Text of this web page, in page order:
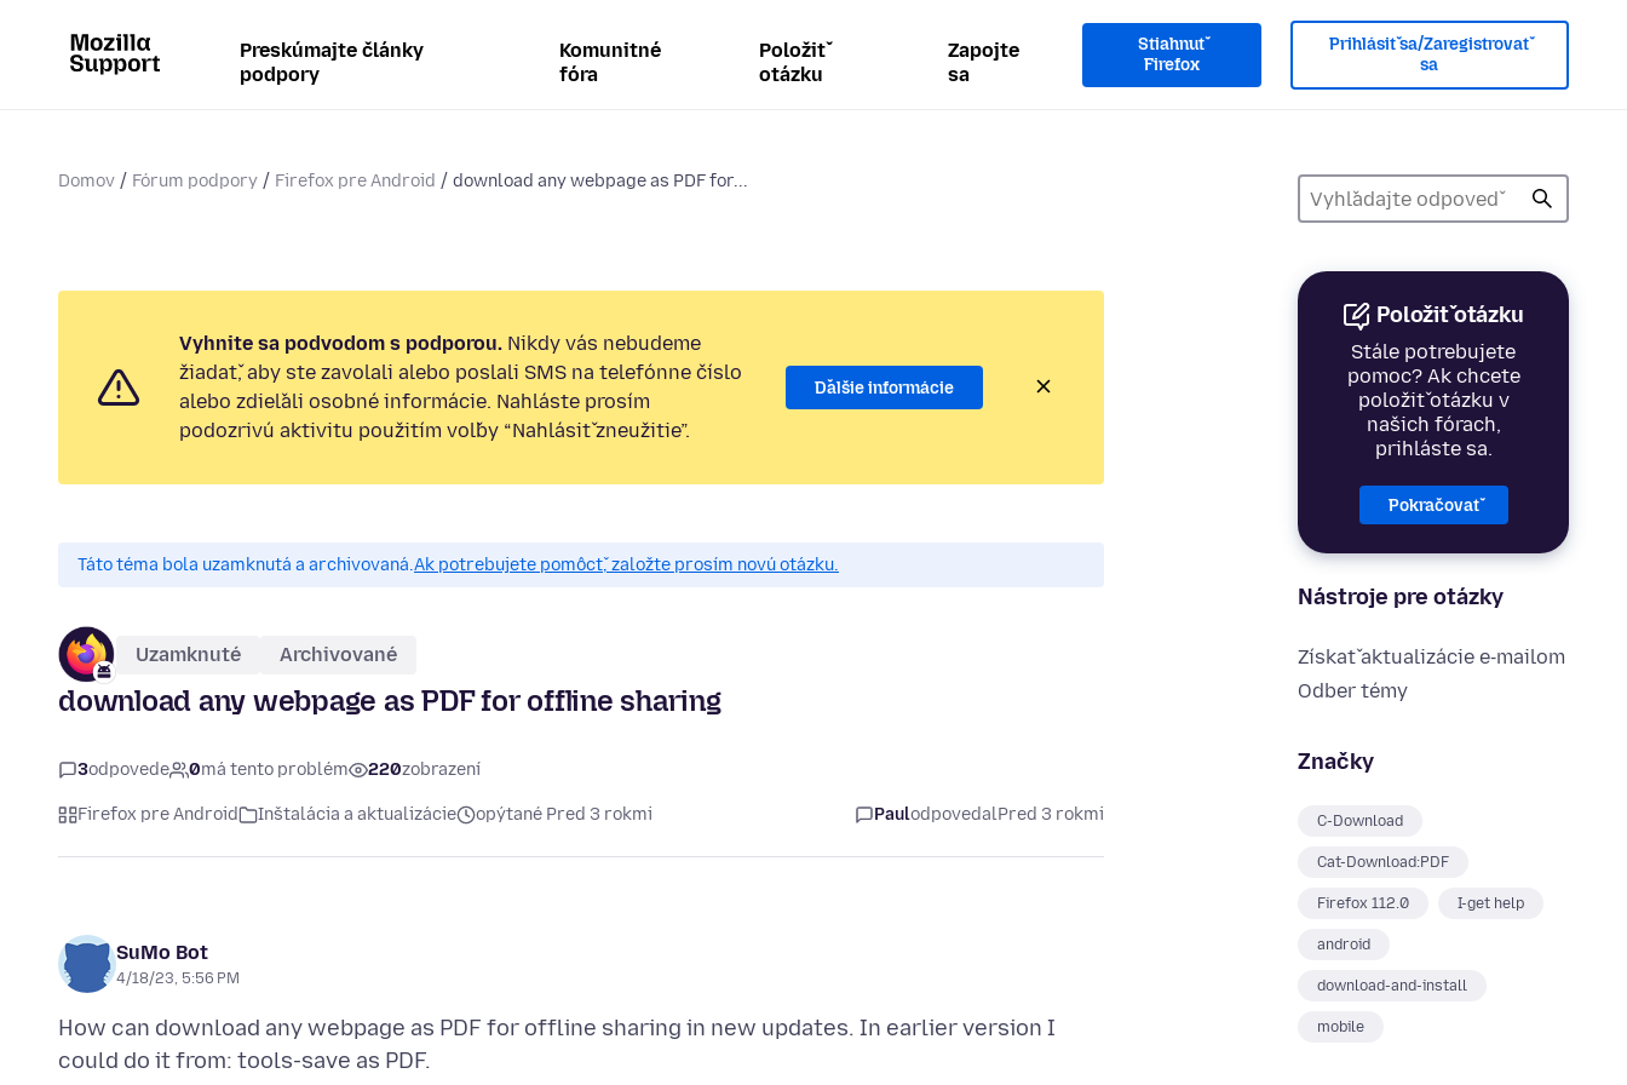
Preskúmajte články
podpory
Komunitné
fóra
Položiť
otázku
Zapojte
sa
Stiahnuť
Firefox
Prihlásiť sa/Zaregistrovať
sa
Domov Fórum podpory Firefox pre Android download any webpage as PDF for...
Položiť otázku
Stále potrebujete
pomoc? Ak chcete
položiť otázku v
našich fórach,
prihláste sa.
Pokračovať
Nástroje pre otázky
Získať aktualizácie e‑mailom
Odber témy
Značky
C-Download
Cat-Download:PDF
Firefox 112.0 I-get help
android
download-and-install
mobile
Vyhnite sa podvodom s podporou. Nikdy vás nebudeme
žiadať, aby ste zavolali alebo poslali SMS na telefónne číslo
alebo zdieľali osobné informácie. Nahláste prosím
podozrivú aktivitu použitím voľby “Nahlásiť zneužitie”.
Ďalšie informácie
Táto téma bola uzamknutá a archivovaná.Ak potrebujete pomôcť, založte prosím novú otázku.
Uzamknuté Archivované
download any webpage as PDF for offline sharing
3odpovede 0má tento problém 220zobrazení
Firefox pre Android Inštalácia a aktualizácie opýtané Pred 3 rokmi PaulodpovedalPred 3 rokmi
SuMo Bot
4/18/23, 5:56 PM
How can download any webpage as PDF for offline sharing in new updates. In earlier version I
could do it from: tools-save as PDF.